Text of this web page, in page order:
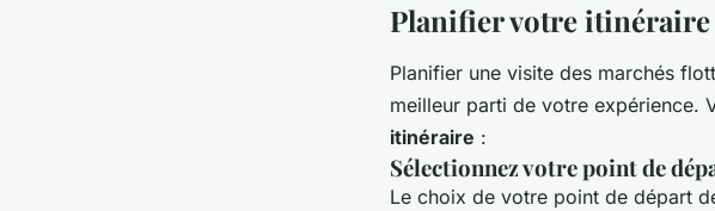
Planifier votre
Planifier une visite des marchés
meilleur parti de votre expérience.
itinéraire :
Sélectionnez votre point de
Le choix de votre point de départ